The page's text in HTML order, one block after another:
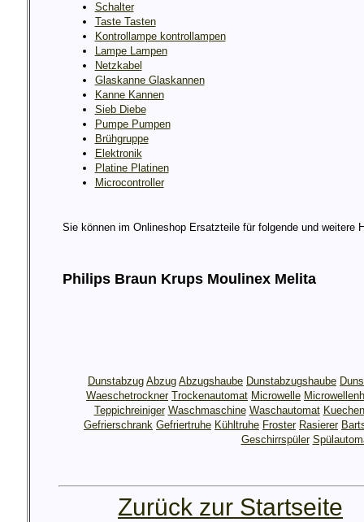
Schalter
Taste Tasten
Kontrollampe kontrollampen
Lampe Lampen
Netzkabel
Glaskanne Glaskannen
Kanne Kannen
Sieb Diebe
Pumpe Pumpen
Brühgruppe
Elektronik
Platine Platinen
Microcontroller
Sie können im Onlineshop Ersatzteile für folgende und weitere
Philips Braun Krups Moulinex Melita
Dunstabzug Abzug Abzugshaube Dunstabzugshaube
Waeschetrockner Trockenautomat Microwelle
Teppichreiniger Waschmaschine Waschautomat
Gefrierschrank Gefriertruhe Kühltruhe Froster Rasierer
Geschirrspüler
Zurück zur Startseite